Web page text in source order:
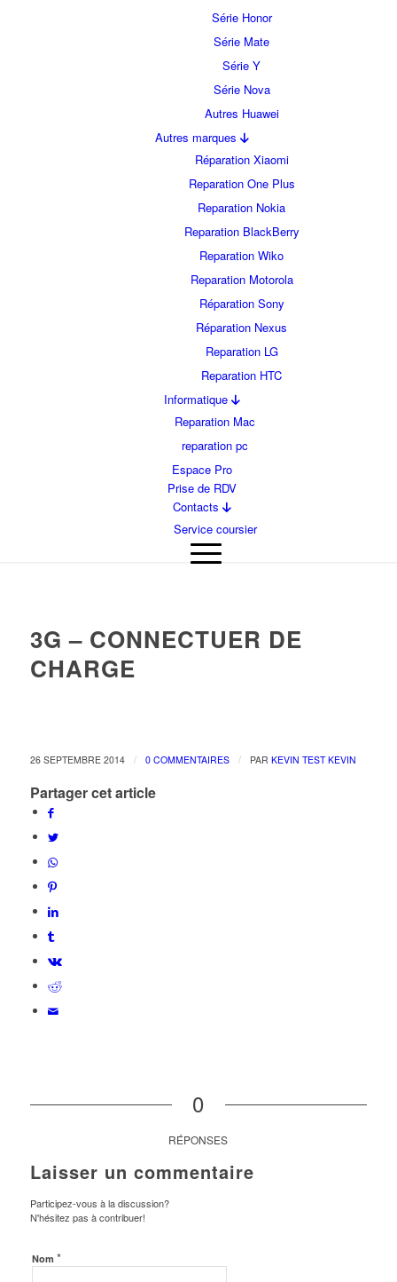
Série Honor
Série Mate
Série Y
Série Nova
Autres Huawei
Autres marques
Réparation Xiaomi
Reparation One Plus
Reparation Nokia
Reparation BlackBerry
Reparation Wiko
Reparation Motorola
Réparation Sony
Réparation Nexus
Reparation LG
Reparation HTC
Informatique
Reparation Mac
reparation pc
Espace Pro
Prise de RDV
Contacts
Service coursier
3G – CONNECTUER DE
CHARGE
26 SEPTEMBRE 2014 / 0 COMMENTAIRES / PAR KEVIN TEST KEVIN
Partager cet article
0
RÉPONSES
Laisser un commentaire
Participez-vous à la discussion?
N'hésitez pas à contribuer!
Nom *